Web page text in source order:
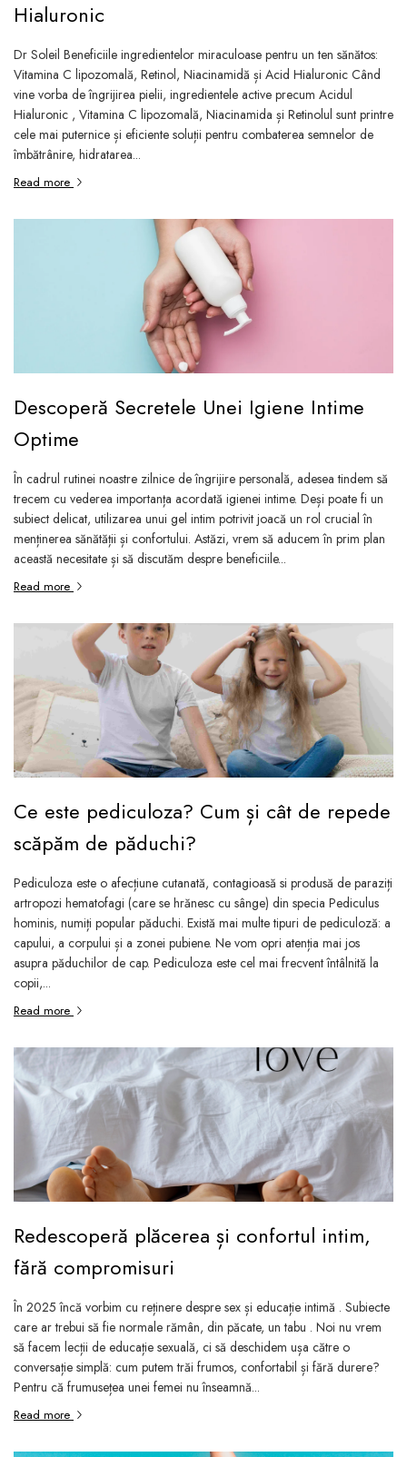
Hialuronic
Dr Soleil Beneficiile ingredientelor miraculoase pentru un ten sănătos:
Vitamina C lipozomală, Retinol, Niacinamidă și Acid Hialuronic Când
vine vorba de îngrijirea pielii, ingredientele active precum Acidul
Hialuronic , Vitamina C lipozomală, Niacinamida și Retinolul sunt printre
cele mai puternice și eficiente soluții pentru combaterea semnelor de
îmbătrânire, hidratarea...
Read more
Descoperă Secretele Unei Igiene Intime
Optime
În cadrul rutinei noastre zilnice de îngrijire personală, adesea tindem să
trecem cu vederea importanța acordată igienei intime. Deși poate fi un
subiect delicat, utilizarea unui gel intim potrivit joacă un rol crucial în
menținerea sănătății și confortului. Astăzi, vrem să aducem în prim plan
această necesitate și să discutăm despre beneficiile...
Read more
Ce este pediculoza? Cum și cât de repede
scăpăm de păduchi?
Pediculoza este o afecțiune cutanată, contagioasă si produsă de paraziți
artropozi hematofagi (care se hrănesc cu sânge) din specia Pediculus
hominis, numiți popular păduchi. Există mai multe tipuri de pediculoză: a
capului, a corpului și a zonei pubiene. Ne vom opri atenția mai jos
asupra păduchilor de cap. Pediculoza este cel mai frecvent întâlnită la
copii,...
Read more
Redescoperă plăcerea și confortul intim,
fără compromisuri
În 2025 încă vorbim cu reținere despre sex și educație intimă . Subiecte
care ar trebui să fie normale rămân, din păcate, un tabu . Noi nu vrem
să facem lecții de educație sexuală, ci să deschidem ușa către o
conversație simplă: cum putem trăi frumos, confortabil și fără durere?
Pentru că frumusețea unei femei nu înseamnă...
Read more